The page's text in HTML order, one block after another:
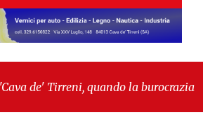
Tirreni, quando la burocrazia